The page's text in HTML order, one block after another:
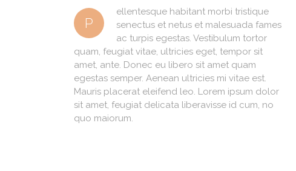
P
ellentesque habitant morbi tristique
senectus et netus et malesuada fames
ac turpis egestas. Vestibulum tortor
quam, feugiat vitae, ultricies eget, tempor sit
amet, ante. Donec eu libero sit amet quam
egestas semper. Aenean ultricies mi vitae est.
Mauris placerat eleifend leo. Lorem ipsum dolor
sit amet, feugiat delicata liberavisse id cum, no
quo maiorum.